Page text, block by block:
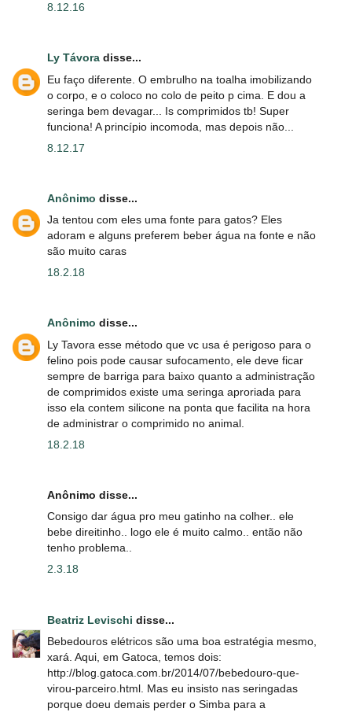
8.12.16
Ly Távora disse...
Eu faço diferente. O embrulho na toalha imobilizando
o corpo, e o coloco no colo de peito p cima. E dou a
seringa bem devagar... Is comprimidos tb! Super
funciona! A princípio incomoda, mas depois não...
8.12.17
Anônimo disse...
Ja tentou com eles uma fonte para gatos? Eles
adoram e alguns preferem beber água na fonte e não
são muito caras
18.2.18
Anônimo disse...
Ly Tavora esse método que vc usa é perigoso para o
felino pois pode causar sufocamento, ele deve ficar
sempre de barriga para baixo quanto a administração
de comprimidos existe uma seringa aproriada para
isso ela contem silicone na ponta que facilita na hora
de administrar o comprimido no animal.
18.2.18
Anônimo disse...
Consigo dar água pro meu gatinho na colher.. ele
bebe direitinho.. logo ele é muito calmo.. então não
tenho problema..
2.3.18
Beatriz Levischi disse...
Bebedouros elétricos são uma boa estratégia mesmo,
xará. Aqui, em Gatoca, temos dois:
http://blog.gatoca.com.br/2014/07/bebedouro-que-
virou-parceiro.html. Mas eu insisto nas seringadas
porque doeu demais perder o Simba para a